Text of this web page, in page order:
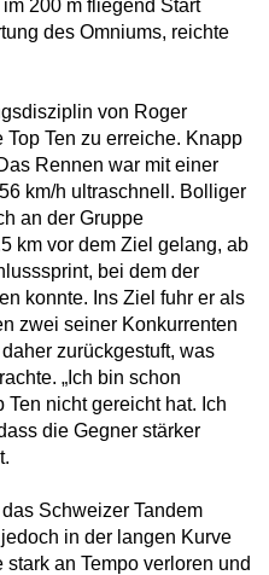
200 m fliegend Start
des Omniums, reichte
von Roger
Ten zu erreiche. Knapp
Rennen war mit einer
km/h ultraschnell. Bolliger
an der Gruppe
km vor dem Ziel gelang, ab
bei dem der
konnte. Ins Ziel fuhr er als
zwei seiner Konkurrenten
daher zurückgestuft, was
„Ich bin schon
Ten nicht gereicht hat. Ich
die Gegner stärker
Schweizer Tandem
in der langen Kurve
an Tempo verloren und